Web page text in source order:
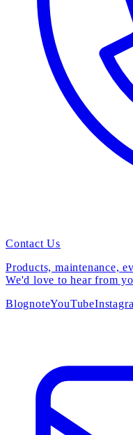
Contact Us
Products, maintenance,
We'd love to hear from
BlognoteYouTube